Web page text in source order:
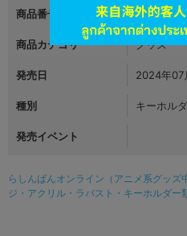
商品番号
商品カテゴリ グッズ
発売日 2024年07
種別 キーホル
発売イベント
らしんばんオンライン（アニメ系グッズ
ジ・アクリル・ラバスト・キーホルダー